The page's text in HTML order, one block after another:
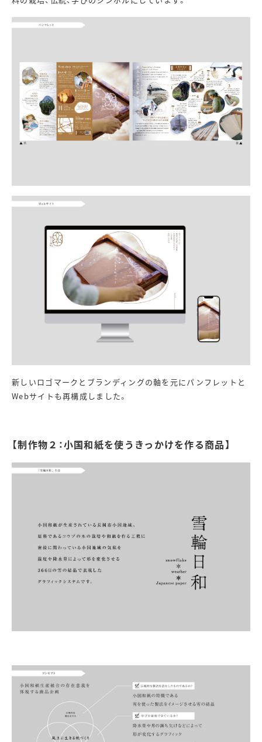
新しいロゴマークとブランディングの軸を元にパンフレットと
Webサイトも再構成しました。
【制作物２：小国和紙を使うきっかけを作る商品】